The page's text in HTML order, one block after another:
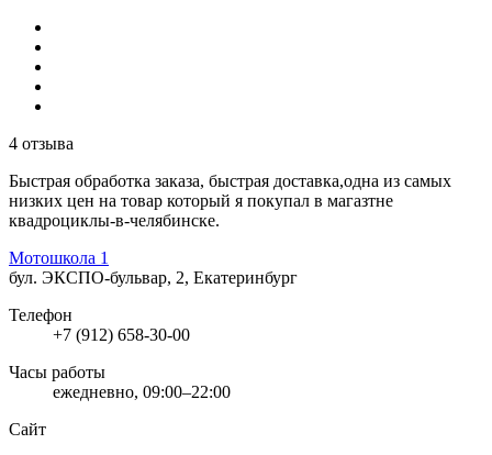
4 отзыва
Быстрая обработка заказа, быстрая доставка,одна из самых
низких цен на товар который я покупал в магазтне
квадроциклы-в-челябинске.
Мотошкола 1
бул. ЭКСПО-бульвар, 2, Екатеринбург
Телефон
+7 (912) 658-30-00
Часы работы
ежедневно, 09:00–22:00
Сайт